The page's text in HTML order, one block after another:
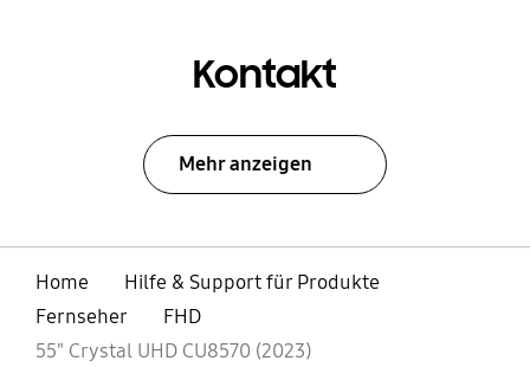
Kontakt
Mehr anzeigen
Home
Hilfe & Support für Produkte
Fernseher
FHD
55" Crystal UHD CU8570 (2023)